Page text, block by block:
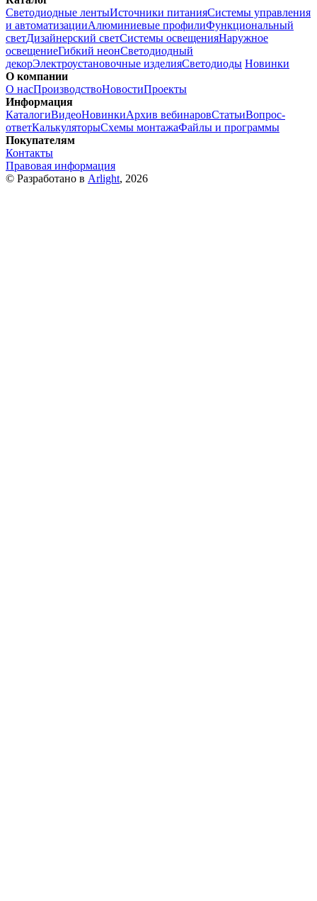
Светодиодные лентыИсточники питанияСистемы управления
и автоматизацииАлюминиевые профилиФункциональный
светДизайнерский светСистемы освещенияНаружное
освещениеГибкий неонСветодиодный
декорЭлектроустановочные изделияСветодиоды Новинки
О компании
О насПроизводствоНовостиПроекты
Информация
КаталогиВидеоНовинкиАрхив вебинаровСтатьиВопрос-
ответКалькуляторыСхемы монтажаФайлы и программы
Покупателям
Контакты
Правовая информация
© Разработано в Arlight, 2026